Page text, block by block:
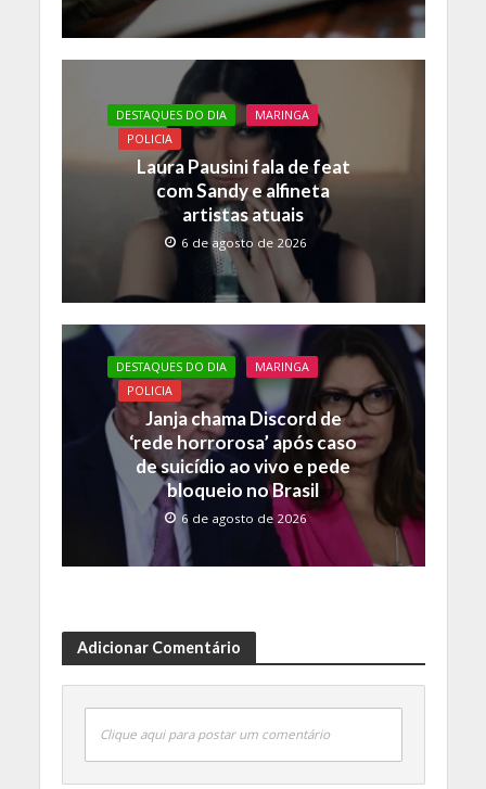
DESTAQUES DO DIA
MARINGA
POLICIA
Laura Pausini fala de feat
com Sandy e alfineta
artistas atuais
6 de agosto de 2026
DESTAQUES DO DIA
MARINGA
POLICIA
Janja chama Discord de
‘rede horrorosa’ após caso
de suicídio ao vivo e pede
bloqueio no Brasil
6 de agosto de 2026
Adicionar Comentário
Clique aqui para postar um comentário